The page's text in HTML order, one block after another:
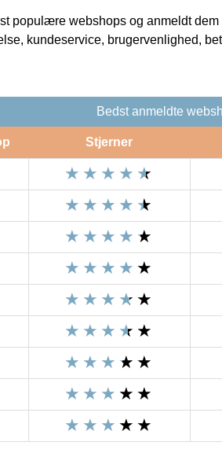
populære webshops og anmeldt
kundeservice, brugervenlighed,
Bedst anmeldte
Stjerner